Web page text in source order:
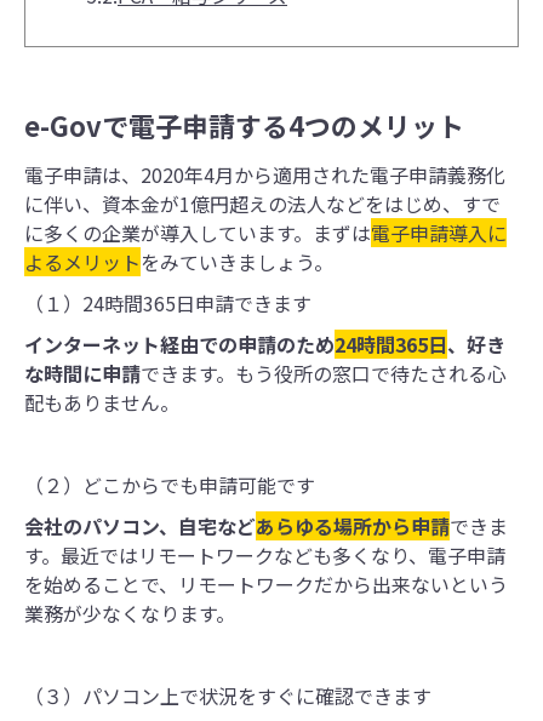
e-Govで電子申請する4つのメリット
電子申請は、2020年4月から適用された電子申請義務化
に伴い、資本金が1億円超えの法人などをはじめ、すで
に多くの企業が導入しています。まずは電子申請導入に
よるメリットをみていきましょう。
（１）24時間365日申請できます
インターネット経由での申請のため24時間365日、好き
な時間に申請できます。もう役所の窓口で待たされる心
配もありません。
（２）どこからでも申請可能です
会社のパソコン、自宅などあらゆる場所から申請できま
す。最近ではリモートワークなども多くなり、電子申請
を始めることで、リモートワークだから出来ないという
業務が少なくなります。
（３）パソコン上で状況をすぐに確認できます